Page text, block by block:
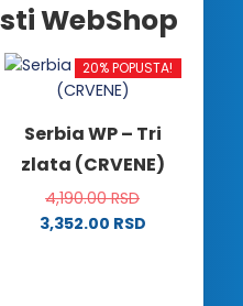
WebShop
20% POPUSTA!
Serbia WP – Tri
zlata (CRVENE)
4,190.00RSD
3,352.00 RSD